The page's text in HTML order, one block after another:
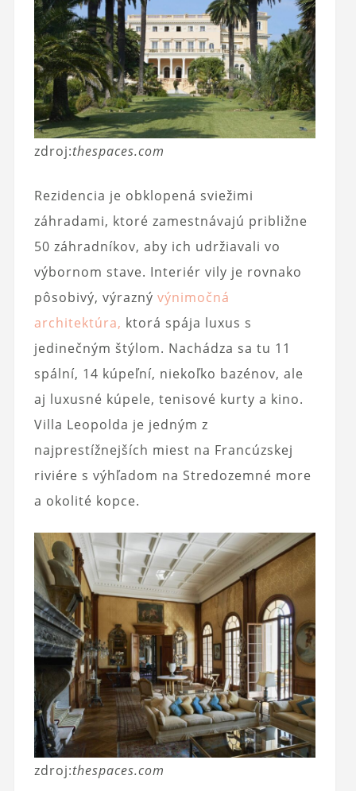
zdroj:thespaces.com
Rezidencia je obklopená sviežimi
záhradami, ktoré zamestnávajú približne
50 záhradníkov, aby ich udržiavali vo
výbornom stave. Interiér vily je rovnako
pôsobivý, výrazný výnimočná
architektúra, ktorá spája luxus s
jedinečným štýlom. Nachádza sa tu 11
spální, 14 kúpeľní, niekoľko bazénov, ale
aj luxusné kúpele, tenisové kurty a kino.
Villa Leopolda je jedným z
najprestížnejších miest na Francúzskej
riviére s výhľadom na Stredozemné more
a okolité kopce.
zdroj:thespaces.com